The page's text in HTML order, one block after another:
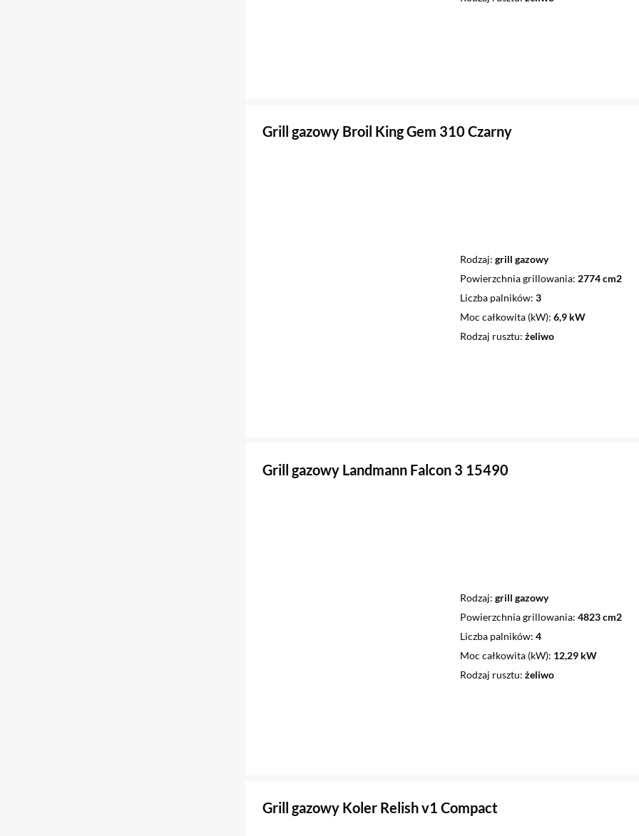
Grill gazowy Broil King Gem 310 Czarny
Rodzaj grill gazowy
Powierzchnia grillowania 2774 cm2
Liczba palników 3
Moc całkowita (kW) 6,9 kW
Rodzaj rusztu żeliwo
Grill gazowy Landmann Falcon 3 15490
Rodzaj grill gazowy
Powierzchnia grillowania 4823 cm2
Liczba palników 4
Moc całkowita (kW) 12,29 kW
Rodzaj rusztu żeliwo
Grill gazowy Koler Relish v1 Compact